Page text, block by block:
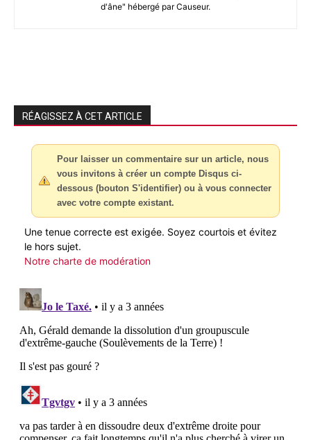
d'âne" hébergé par Causeur.
RÉAGISSEZ À CET ARTICLE
Pour laisser un commentaire sur un article, nous
vous invitons à créer un compte Disqus ci-
dessous (bouton S'identifier) ou à vous connecter
avec votre compte existant.
Une tenue correcte est exigée. Soyez courtois et évitez
le hors sujet.
Notre charte de modération